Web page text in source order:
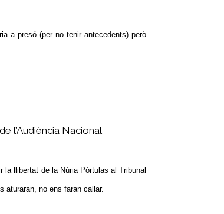
a presó (per no tenir antecedents) però
l’Audiència Nacional
llibertat de la Núria Pórtulas al Tribunal
aturaran, no ens faran callar.